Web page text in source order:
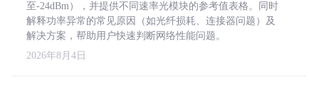
至-24dBm），并提供不同速率光模块的参考值表格。同时
解释功率异常的常见原因（如光纤损耗、连接器问题）及
解决方案，帮助用户快速判断网络性能问题。
2026年8月4日